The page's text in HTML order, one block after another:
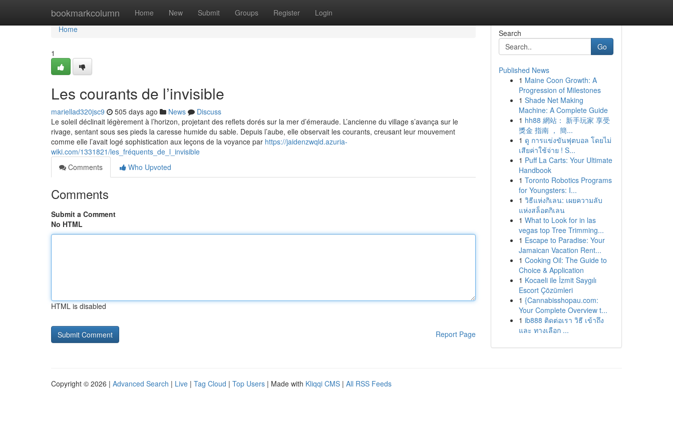
bookmarkcolumn Home New Submit Groups Register Login
Home
Home
1
Les courants de l’invisible
mariellad320jsc9 505 days ago News
Discuss
Le soleil déclinait légèrement à l’horizon, projetant des reflets dorés sur la mer d’émeraude. L’ancienne du village s’avança sur le
rivage, sentant sous ses pieds la caresse humide du sable. Depuis l’aube, elle observait les courants, creusant leur mouvement
comme elle l’avait logé sophistication aux leçons de la voyance par https://jaidenzwqld.azuria-
wiki.com/1331821/les_fréquents_de_l_invisible
Comments
Who Upvoted
Comments
Submit a Comment
No HTML
HTML is disabled
Report Page
Search
Go
Published News
1 Maine Coon Growth: A
Progression of Milestones
1 Shade Net Making
Machine: A Complete Guide
1 hh88 網站： 新手玩家 享受
獎金 指南 ， 簡...
1 ดู การแข่งขันฟุตบอล โดยไม่
เสียค่าใช้จ่าย ! S...
1 Puff La Carts: Your Ultimate
Handbook
1 Toronto Robotics Programs
for Youngsters: I...
1 วิธีแห่งกิเลน: เผยความลับ
แห่งสล็อตกิเลน
1 What to Look for in las
vegas top Tree Trimming...
1 Escape to Paradise: Your
Jamaican Vacation Rent...
1 Cooking Oil: The Guide to
Choice & Application
1 Kocaeli ile İzmit Saygılı
Escort Çözümleri
1 {Cannabisshopau.com:
Your Complete Overview t...
1 ib888 ติดต่อเรา วิธี เข้าถึง
และ ทางเลือก ...
Copyright © 2026 | Advanced Search | Live | Tag Cloud | Top Users | Made with Kliqqi CMS | All RSS Feeds